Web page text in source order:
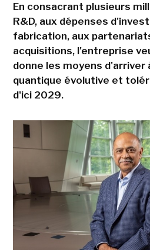
En consacrant plusieurs
R&D, aux dépenses
fabrication, aux
acquisitions, l'entreprise
donne les moyens d'arriver
quantique évolutive et
d'ici 2029.